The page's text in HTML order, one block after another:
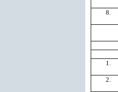
8.
1.
2.